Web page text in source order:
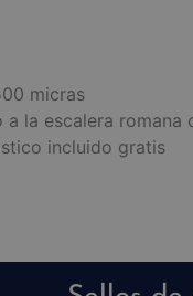
micras
la escalera romana
incluido gratis